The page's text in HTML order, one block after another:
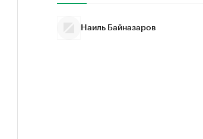
Наиль Байназаров